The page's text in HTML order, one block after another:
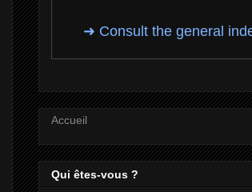
➜ Consult the general
Accueil
Qui êtes-vous ?